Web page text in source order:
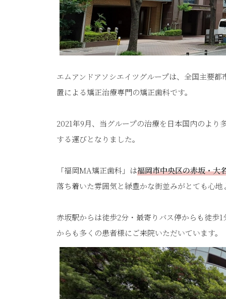
エムアンドアソシエイツグループは、全国主要
置による矯正治療専門の矯正歯科です。
2021年9月、当グループの治療を日本国内のよ
する運びとなりました。
「福岡MA矯正歯科」は福岡市中央区の赤坂・大
落ち着いた雰囲気と緑豊かな街並みがとても心地
赤坂駅からは徒歩2分・最寄りバス停からも徒歩
からも多くの患者様にご来院いただいています。